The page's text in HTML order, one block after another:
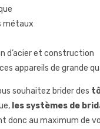
métaux
d’acier et construction
appareils de grande
souhaitez brider des
les systèmes de
donc au maximum de